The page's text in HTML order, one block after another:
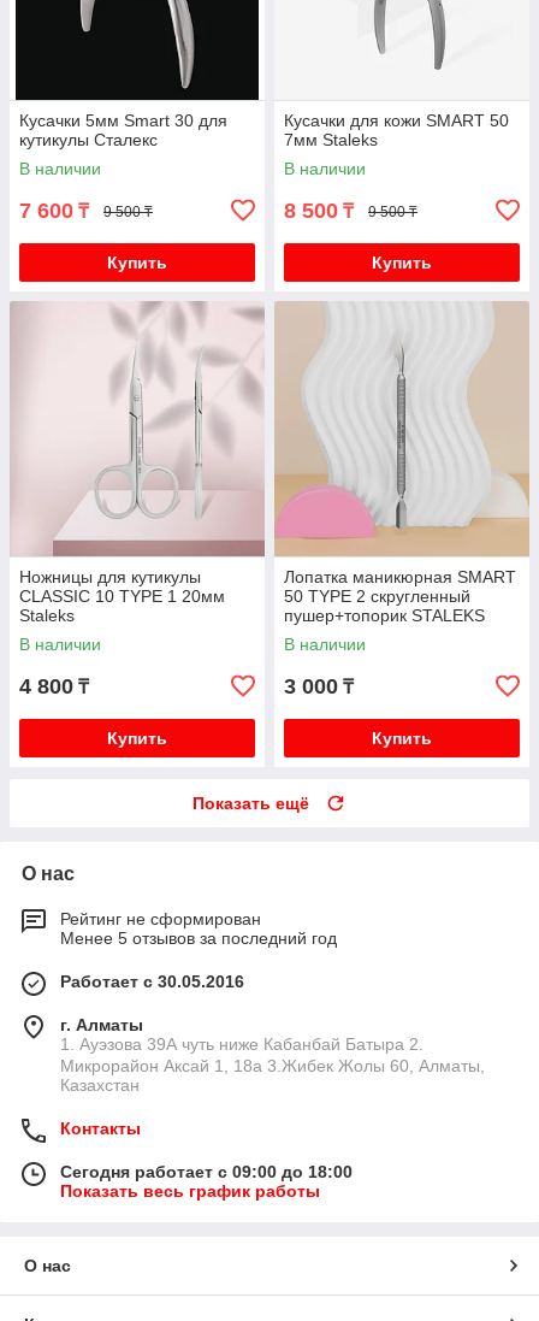
Кусачки 5мм Smart 30 для
кутикулы Сталекс
В наличии
7 600 ₸ 9 500 ₸
Купить
Кусачки для кожи SMART 50
7мм Staleks
В наличии
8 500 ₸ 9 500 ₸
Купить
Ножницы для кутикулы
CLASSIC 10 TYPE 1 20мм
Staleks
В наличии
4 800 ₸
Купить
Лопатка маникюрная SMART
50 TYPE 2 скругленный
пушер+топорик STALEKS
В наличии
3 000 ₸
Купить
Показать ещё
О нас
Рейтинг не сформирован
Менее 5 отзывов за последний год
Работает с 30.05.2016
г. Алматы
1. Ауэзова 39А чуть ниже Кабанбай Батыра ㅤㅤㅤㅤㅤㅤㅤㅤㅤㅤㅤㅤㅤㅤ2. ​
Микрорайон Аксай 1, 18а 3.Жибек Жолы 60, Алматы,
Казахстан
Контакты
Сегодня работает с 09:00 до 18:00
Показать весь график работы
О нас